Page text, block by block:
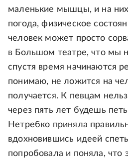
маленькие мышцы, и на
погода, физическое
человек может просто
в Большом театре, что мы
спустя время начинаются
понимаю, не ложится на
получается. К певцам
через пять лет будешь
Нетребко приняла
вдохновившись идеей
попробовала и поняла, что